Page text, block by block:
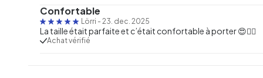
Confortable
Lörri - 23. dec. 2025
La taille était parfaite et c’était confortable à porter 😍👌🏻
Achat vérifié